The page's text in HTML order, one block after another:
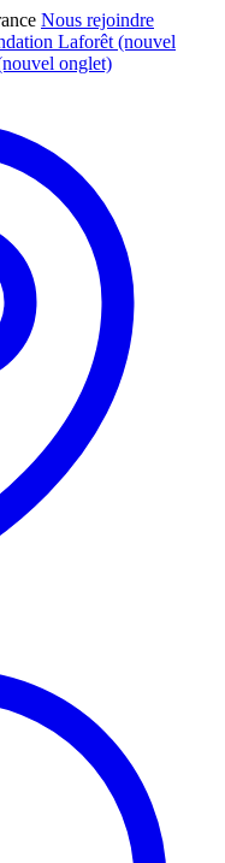
Nous rejoindre
Laforêt (nouvel
onglet)